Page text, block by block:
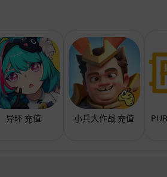
异环 充值 小兵大作战 充值